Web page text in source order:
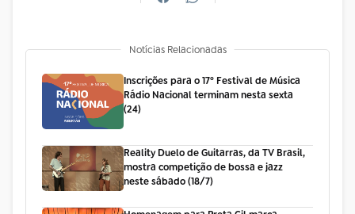
Notícias Relacionadas
Inscrições para o 17º Festival de Música
Rádio Nacional terminam nesta sexta
(24)
Reality Duelo de Guitarras, da TV Brasil,
mostra competição de bossa e jazz
neste sábado (18/7)